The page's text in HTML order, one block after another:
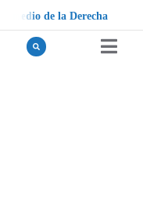
d e la Derecha